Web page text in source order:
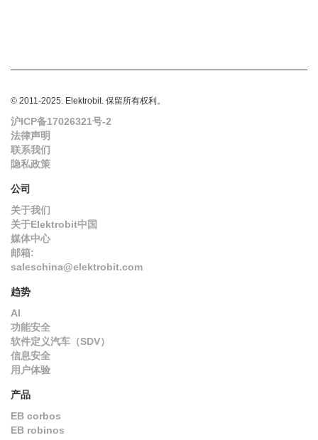
© 2011-2025. Elektrobit. 保留所有权利。
沪ICP备17026321号-2
法律声明
联系我们
隐私政策
公司
关于我们
关于Elektrobit中国
媒体中心
邮箱:
saleschina@elektrobit.com
趋势
AI
功能安全
软件定义汽车（SDV）
信息安全
用户体验
产品
EB corbos
EB robinos